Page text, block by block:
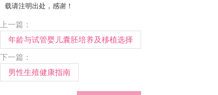
载请注明出处，感谢！
上一篇：
年龄与试管婴儿囊胚培养及移植选择
下一篇：
男性生殖健康指南